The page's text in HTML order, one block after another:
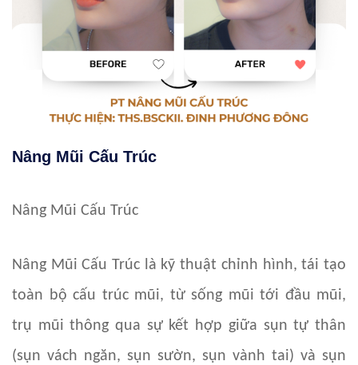
Nâng Mũi Cấu Trúc
Nâng Mũi Cấu Trúc
Nâng Mũi Cấu Trúc là kỹ thuật chỉnh hình, tái tạo
toàn bộ cấu trúc mũi, từ sống mũi tới đầu mũi,
trụ mũi thông qua sự kết hợp giữa sụn tự thân
(sụn vách ngăn, sụn sườn, sụn vành tai) và sụn